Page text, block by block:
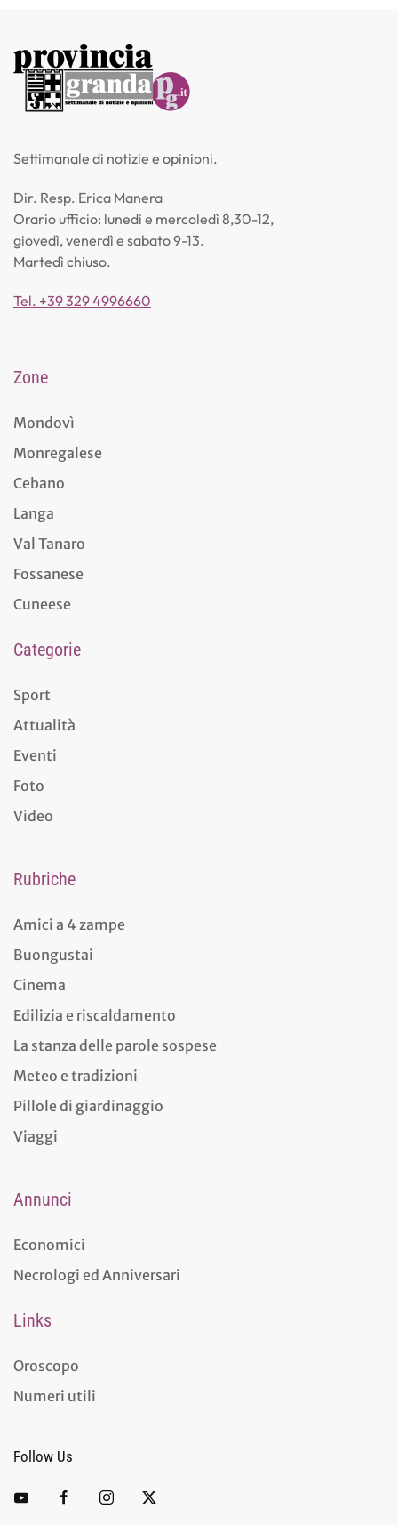
Settimanale di notizie e opinioni.
Dir. Resp. Erica Manera
Orario ufficio: lunedì e mercoledì 8,30-12,
giovedì, venerdì e sabato 9-13.
Martedì chiuso.
Tel. +39 329 4996660
Zone
Mondovì
Monregalese
Cebano
Langa
Val Tanaro
Fossanese
Cuneese
Categorie
Sport
Attualità
Eventi
Foto
Video
Rubriche
Amici a 4 zampe
Buongustai
Cinema
Edilizia e riscaldamento
La stanza delle parole sospese
Meteo e tradizioni
Pillole di giardinaggio
Viaggi
Annunci
Economici
Necrologi ed Anniversari
Links
Oroscopo
Numeri utili
Follow Us